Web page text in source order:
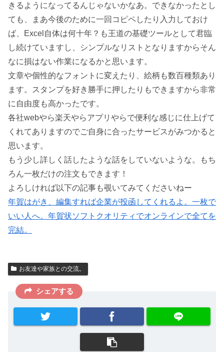
きるようになってるんじゃないかなあ。できなかったとし
ても、まあ今後のために一回コピペしたり入力しておけ
ば、Excel自体は何十年？も王道の基礎ツールとして君臨
し続けていますし、シンプルなリストとなりますからそん
なに損はない作業になるかと思います。
文章や個性的なフォントに変えたり、絵柄も数百種類あり
ます。スタンプを好き勝手に押したりもできますから非常
に自由度も高かったです。
各社webやら楽天やらアプリやらで便利な感じに仕上げて
くれてありますのでご自身に合ったサービスがみつかると
思います。
もう少し詳しく話したような話をしていないような。もち
ろん一枚だけの注文もできます！
よろしければ以下の記事も覗いてみてくださいねー
年賀はがき、編集すれば企業が投函してくれるよ。一枚で
いい人へ。年賀状ソフトクオリティでオンラインで全てを
完結。
お友達や家族との交流。
シェアする